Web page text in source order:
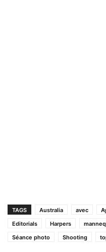
TAGS Australia avec
Editorials
Harpers
Séance photo
Shooting